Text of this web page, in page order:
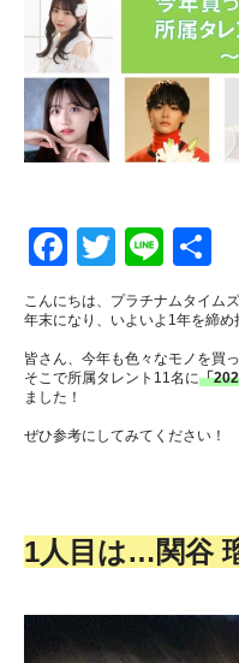
コラム
コラム
F
a
c
e
b
o
T
wi
tt
er
Li
n
e
h
e
こんにちは、プラチナムタイム
年末になり、いよいよ1年を締め
皆さん、今年も色々なモノを買
そこで所属タレント11名に「
ました！
ぜひ参考にしてみてください！
1人目は…関谷